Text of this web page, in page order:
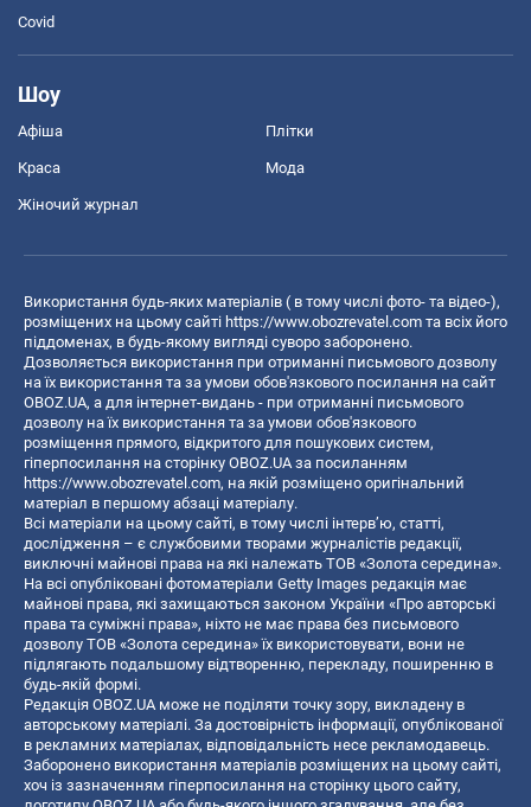
Covid
Шоу
Афіша Плітки
Краса Мода
Жіночий журнал
Використання будь-яких матеріалів ( в тому числі фото- та відео-),
розміщених на цьому сайті https://www.obozrevatel.com та всіх його
піддоменах, в будь-якому вигляді суворо заборонено.
Дозволяється використання при отриманні письмового дозволу
на їх використання та за умови обов'язкового посилання на сайт
OBOZ.UA, а для інтернет-видань - при отриманні письмового
дозволу на їх використання та за умови обов'язкового
розміщення прямого, відкритого для пошукових систем,
гіперпосилання на сторінку OBOZ.UA за посиланням
https://www.obozrevatel.com, на якій розміщено оригінальний
матеріал в першому абзаці матеріалу.
Всі матеріали на цьому сайті, в тому числі інтерв’ю, статті,
дослідження – є службовими творами журналістів редакції,
виключні майнові права на які належать ТОВ «Золота середина».
На всі опубліковані фотоматеріали Getty Images редакція має
майнові права, які захищаються законом України «Про авторські
права та суміжні права», ніхто не має права без письмового
дозволу ТОВ «Золота середина» їх використовувати, вони не
підлягають подальшому відтворенню, перекладу, поширенню в
будь-якій формі.
Редакція OBOZ.UA може не поділяти точку зору, викладену в
авторському матеріалі. За достовірність інформації, опублікованої
в рекламних матеріалах, відповідальність несе рекламодавець.
Заборонено використання матеріалів розміщених на цьому сайті,
хоч із зазначенням гіперпосилання на сторінку цього сайту,